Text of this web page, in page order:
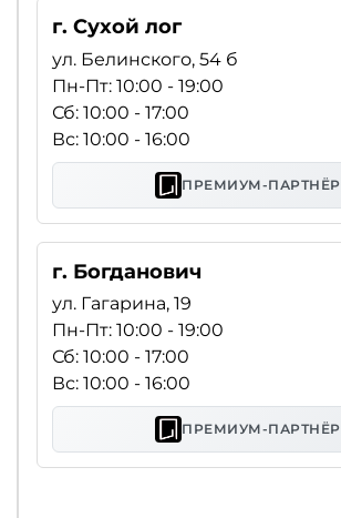
г. Сухой лог
ул. Белинского, 54 б
Пн-Пт: 10:00 - 19:00
Сб: 10:00 - 17:00
Вс: 10:00 - 16:00
ПРЕМИУМ-ПАРТНЁР
г. Богданович
ул. Гагарина, 19
Пн-Пт: 10:00 - 19:00
Сб: 10:00 - 17:00
Вс: 10:00 - 16:00
ПРЕМИУМ-ПАРТНЁР